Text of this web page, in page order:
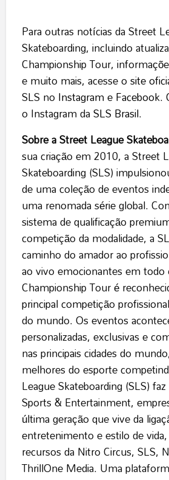
Para outras notícias da Street
Skateboarding, incluindo
Championship Tour,
e muito mais, acesse osite
SLS no InstagrameFacebook.
o Instagram daSLS Brasil.
Sobre a Street League
sua criação em 2010, a Street
Skateboarding (SLS)
de uma coleção de eventos
uma renomada série global.
sistema de qualificação
competição da modalidade, a
caminho do amador ao
ao vivo emocionantes em
Championship Tour é
principal competição
do mundo. Os eventos
personalizadas, exclusivas e
nas principais cidades do
melhores do esporte
League Skateboarding (SLS)
Sports & Entertainment,
última geração que vive da
entretenimento e estilo de
recursos da Nitro Circus, SLS,
ThrillOne Media. Uma